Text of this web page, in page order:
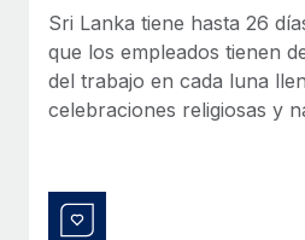
Proporciona dispositivos
en todo el mundo.
Apertura de entidades
Reubica a los empleados con
BLOG
La misión de Remote sigue
Sri Lanka tiene hasta 26
que los empleados tienen
del trabajo en cada luna
celebraciones religiosas y